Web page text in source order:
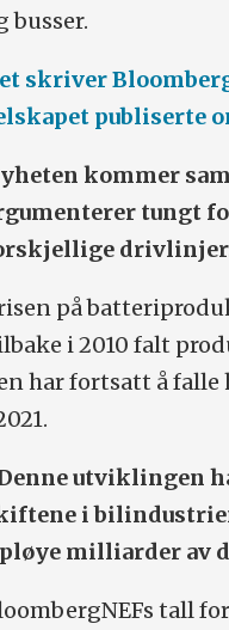
busser.
skriver
publiserte
kommer
tungt
på
i 2010 falt
har fortsatt å falle
utviklingen
i
pløye milliarder av
tall